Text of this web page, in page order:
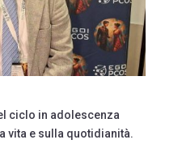
ciclo in adolescenza
vita e sulla quotidianità.